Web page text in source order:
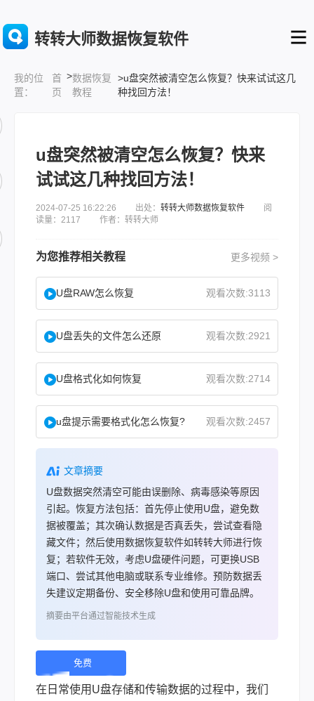
转转大师数据恢复软件
我的位
置：
首
页
>数据恢复
教程
>u盘突然被清空怎么恢复？快来试试这几
种找回方法！
u盘突然被清空怎么恢复？快来
试试这几种找回方法！
2024-07-25 16:22:26 出处： 转转大师数据恢复软件 阅
读量：2117 作者：转转大师
为您推荐相关教程 更多视频 >
U盘RAW怎么恢复 观看次数:3113
U盘丢失的文件怎么还原 观看次数:2921
U盘格式化如何恢复 观看次数:2714
u盘提示需要格式化怎么恢复? 观看次数:2457
文章摘要
U盘数据突然清空可能由误删除、病毒感染等原因
引起。恢复方法包括：首先停止使用U盘，避免数
据被覆盖；其次确认数据是否真丢失，尝试查看隐
藏文件；然后使用数据恢复软件如转转大师进行恢
复；若软件无效，考虑U盘硬件问题，可更换USB
端口、尝试其他电脑或联系专业维修。预防数据丢
失建议定期备份、安全移除U盘和使用可靠品牌。
摘要由平台通过智能技术生成
免费
下
在日常使用U盘存储和传输数据的过程中，我们